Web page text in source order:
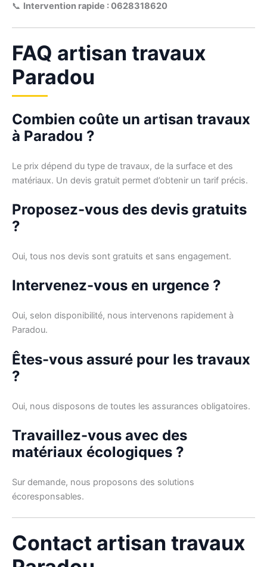
📞 Intervention rapide : 0628318620
FAQ artisan travaux
Paradou
Combien coûte un artisan travaux
à Paradou ?
Le prix dépend du type de travaux, de la surface et des
matériaux. Un devis gratuit permet d’obtenir un tarif précis.
Proposez-vous des devis gratuits
?
Oui, tous nos devis sont gratuits et sans engagement.
Intervenez-vous en urgence ?
Oui, selon disponibilité, nous intervenons rapidement à
Paradou.
Êtes-vous assuré pour les travaux
?
Oui, nous disposons de toutes les assurances obligatoires.
Travaillez-vous avec des
matériaux écologiques ?
Sur demande, nous proposons des solutions
écoresponsables.
Contact artisan travaux